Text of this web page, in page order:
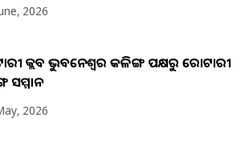
2026
କ୍ଲବ ଭୁବନେଶ୍ୱର କଳିଙ୍ଗ ପକ୍ଷରୁ ରୋଟାରୀ
ସମ୍ମାନ
2026